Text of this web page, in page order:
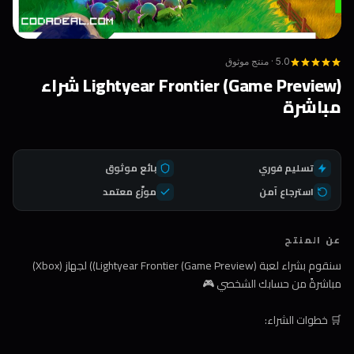
5.0 · منتج موثوق
Lightyear Frontier (Game Preview) شراء
مباشرة
تسليم فوري
بائع موثوق
استرجاع آمن
موزّع معتمد
عن المنتج
سنقوم بشراء لعبة (Lightyear Frontier (Game Preview)) لجهاز (Xbox)
مباشرةً من حسابك الشخصي 🎮
🛒 خطوات الشراء: